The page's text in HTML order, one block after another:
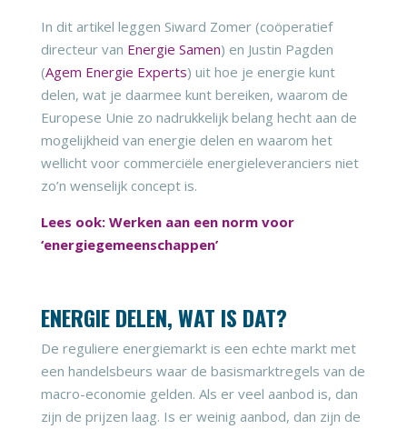
In dit artikel leggen Siward Zomer (coöperatief
directeur van Energie Samen) en Justin Pagden
(Agem Energie Experts) uit hoe je energie kunt
delen, wat je daarmee kunt bereiken, waarom de
Europese Unie zo nadrukkelijk belang hecht aan de
mogelijkheid van energie delen en waarom het
wellicht voor commerciële energieleveranciers niet
zo’n wenselijk concept is.
Lees ook: Werken aan een norm voor
‘energiegemeenschappen’
ENERGIE DELEN, WAT IS DAT?
De reguliere energiemarkt is een echte markt met
een handelsbeurs waar de basismarktregels van de
macro-economie gelden. Als er veel aanbod is, dan
zijn de prijzen laag. Is er weinig aanbod, dan zijn de